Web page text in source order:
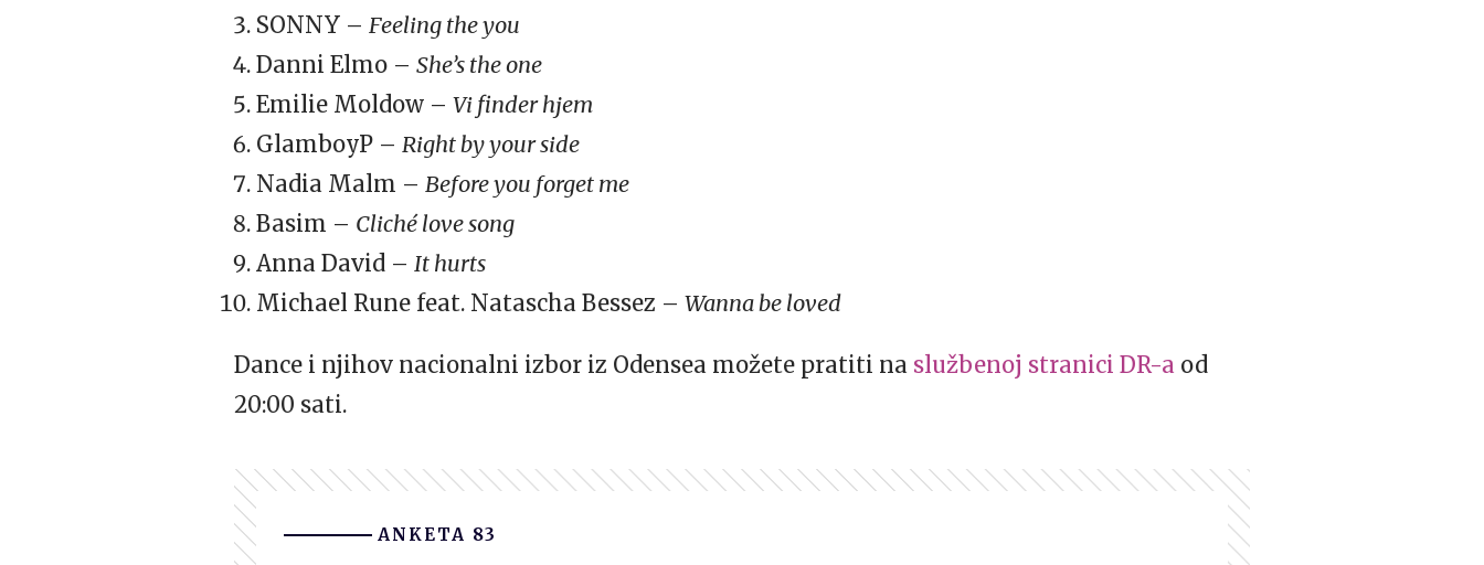
SONNY – Feeling the you
Danni Elmo – She’s the one
Emilie Moldow – Vi finder hjem
GlamboyP – Right by your side
Nadia Malm – Before you forget me
Basim – Cliché love song
Anna David – It hurts
Michael Rune feat. Natascha Bessez – Wanna be loved
Dance i njihov nacionalni izbor iz Odensea možete pratiti na službenoj stranici DR-a od
20:00 sati.
ANKETA 83